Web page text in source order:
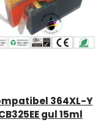
364XL-Y
gul 15ml